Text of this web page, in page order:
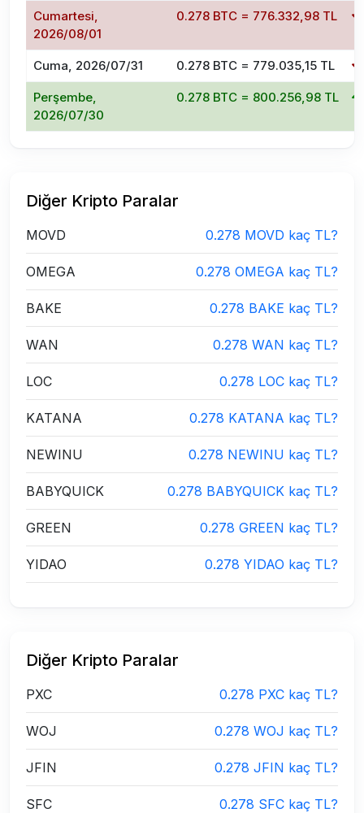
Cumartesi,
2026/08/01
0.278 BTC = 776.332,98 TL
Cuma, 2026/07/31 0.278 BTC = 779.035,15 TL
Perşembe,
2026/07/30
0.278 BTC = 800.256,98 TL
Diğer Kripto Paralar
MOVD 0.278 MOVD kaç TL?
OMEGA 0.278 OMEGA kaç TL?
BAKE 0.278 BAKE kaç TL?
WAN 0.278 WAN kaç TL?
LOC 0.278 LOC kaç TL?
KATANA 0.278 KATANA kaç TL?
NEWINU 0.278 NEWINU kaç TL?
BABYQUICK 0.278 BABYQUICK kaç TL?
GREEN 0.278 GREEN kaç TL?
YIDAO 0.278 YIDAO kaç TL?
Diğer Kripto Paralar
PXC 0.278 PXC kaç TL?
WOJ 0.278 WOJ kaç TL?
JFIN 0.278 JFIN kaç TL?
SFC 0.278 SFC kaç TL?